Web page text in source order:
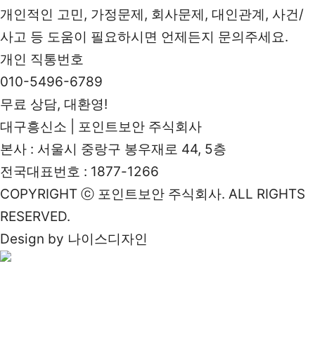
개인적인 고민, 가정문제, 회사문제, 대인관계, 사건/
사고 등 도움이 필요하시면 언제든지 문의주세요.
개인 직통번호
010-5496-6789
무료 상담, 대환영!
대구흥신소 | 포인트보안 주식회사
본사 : 서울시 중랑구 봉우재로 44, 5층
전국대표번호 : 1877-1266
COPYRIGHT ⓒ 포인트보안 주식회사. ALL RIGHTS
RESERVED.
Design by 나이스디자인